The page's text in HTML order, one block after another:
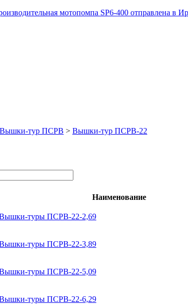
мотопомпа SP6-400 отправлена в
Вышки-тур ПСРВ > Вышки-тур ПСРВ-22
Наименование
туры ПСРВ-22-2,69
туры ПСРВ-22-3,89
туры ПСРВ-22-5,09
туры ПСРВ-22-6,29